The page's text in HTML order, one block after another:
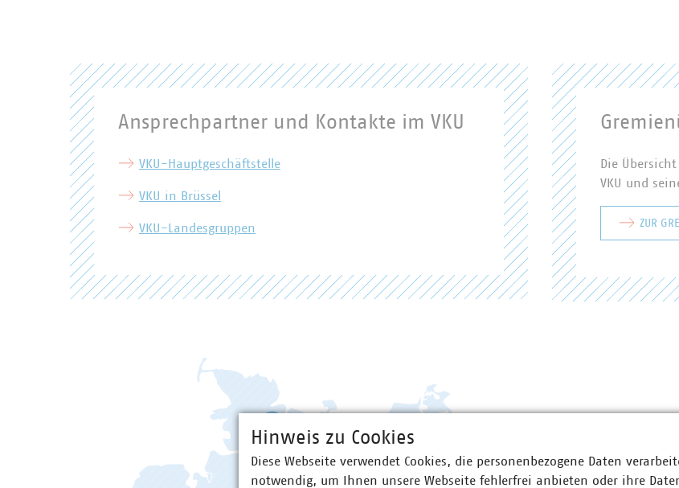
Ansprechpartner und Kontakte im VKU
VKU-Hauptgeschäftstelle
VKU in Brüssel
VKU-Landesgruppen
Die
VKU und
ZUR
Hinweis zu Cookies
Diese Webseite verwendet Cookies, die personenbezogene Daten
notwendig, um Ihnen unsere Webseite fehlerfrei anbieten oder ihre